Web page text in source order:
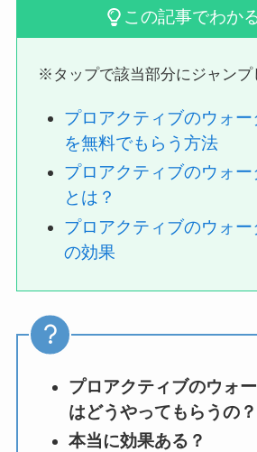
この記事でわか
※タップで該当部分にジャンプ
プロアクティブのウォ
を無料でもらう方法
プロアクティブのウォ
とは？
プロアクティブのウォ
の効果
プロアクティブのウォ
はどうやってもらうの？
本当に効果ある？